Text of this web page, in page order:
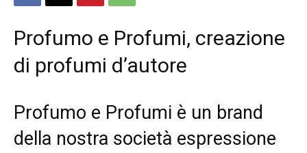
Profumo e Profumi, creazione
di profumi d’autore
Profumo e Profumi è un brand
della nostra società espressione